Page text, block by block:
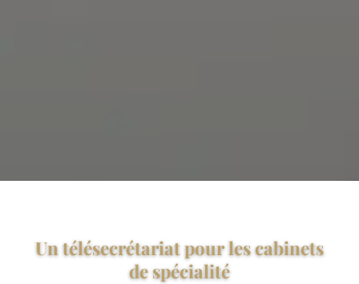
Un télésecrétariat pour les cabinets
de spécialité